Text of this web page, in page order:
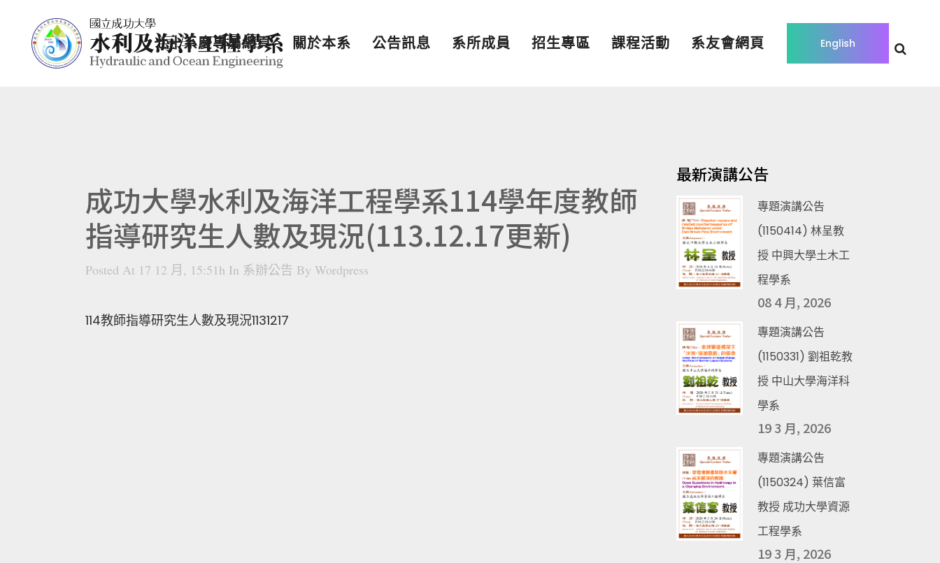
English
七十系慶專屬網頁 關於本系 公告訊息 系所成員 招生專區 課程活動 系友會網頁
成功大學水利及海洋工程學系114學年度教師
指導研究生人數及現況(113.12.17更新)
Posted At 17 12 月, 15:51h In 系辦公告 By Wordpress
114教師指導研究生人數及現況1131217
最新演講公告
專題演講公告
(1150414) 林呈教
授 中興大學土木工
程學系
08 4 月, 2026
專題演講公告
(1150331) 劉祖乾教
授 中山大學海洋科
學系
19 3 月, 2026
專題演講公告
(1150324) 葉信富
教授 成功大學資源
工程學系
19 3 月, 2026